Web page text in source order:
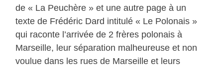
de « La Peuchère » et une autre page à un
texte de Frédéric Dard intitulé « Le Polonais »
qui raconte l’arrivée de 2 frères polonais à
Marseille, leur séparation malheureuse et non
voulue dans les rues de Marseille et leurs